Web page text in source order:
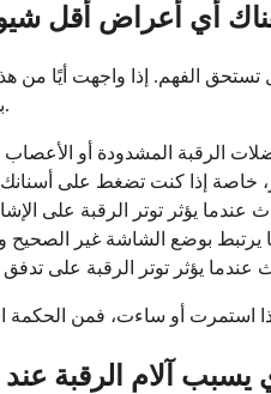
أي أعراض أقل
تستحق الفهم. إذا واجهت أيًا من
بوضعية جسمك ووقت الشاشة.
الرقبة المشدودة أو
خاصة إذا كنت تضغط على أسنانك
عندما يؤثر توتر الرقبة على
يرتبط بوضع الشاشة غير الصحيح
يؤثر توتر الرقبة على
يسبب آلام الرقبة